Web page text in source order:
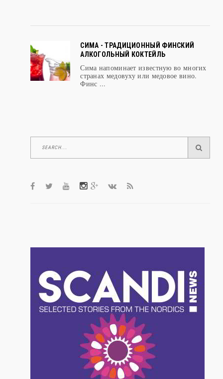
АЛКОГОЛЬНЫЙ КОКТЕЙЛЬ
Сима напоминает известную во многих